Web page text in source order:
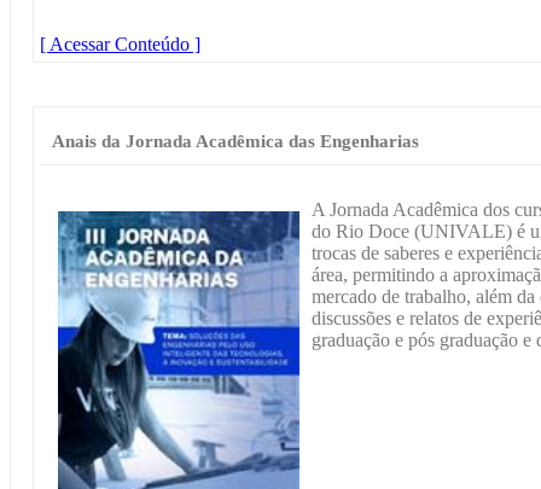
[ Acessar Conteúdo ]
Anais da Jornada Acadêmica das Engenharias
A Jornada Acadêmica dos
do Rio Doce (UNIVALE) é
trocas de saberes e
área, permitindo a
mercado de trabalho, além
discussões e relatos de
graduação e pós graduação e